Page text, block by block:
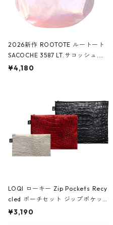
2026新作 ROOTOTE ルートート
SACOCHE 3587 LT.サコッシュ.ル
ミエ-B ショルダーバッグ グロスピ
¥4,180
LOQI ローキー Zip Pockets Recy
cled ポーチセット ジップポケット
ファスナーポーチ 撥水加工 トラベ
¥3,190